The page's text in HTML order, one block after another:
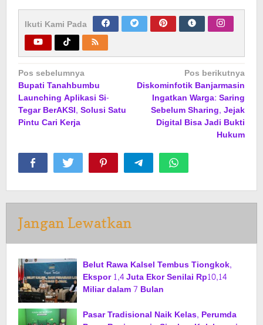
Ikuti Kami Pada
Navigasi
pos
Pos sebelumnya
Bupati Tanahbumbu
Launching Aplikasi Si-
Tegar BerAKSI, Solusi Satu
Pintu Cari Kerja
Pos berikutnya
Diskominfotik Banjarmasin
Ingatkan Warga: Saring
Sebelum Sharing, Jejak
Digital Bisa Jadi Bukti
Hukum
Jangan Lewatkan
Belut Rawa Kalsel Tembus Tiongkok,
Ekspor 1,4 Juta Ekor Senilai Rp10,14
Miliar dalam 7 Bulan
Pasar Tradisional Naik Kelas, Perumda